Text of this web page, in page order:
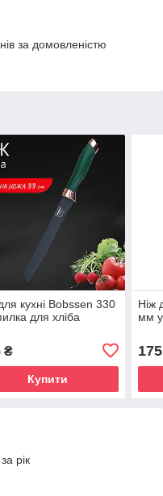
за домовленістю
кухні Bobssen 330
для хліба
₴
Купити
Ніж
мм
175
рік